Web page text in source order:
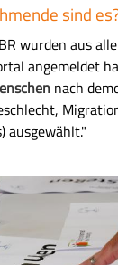
sind
wurden aus
angemeldet
nach
ausgewählt."